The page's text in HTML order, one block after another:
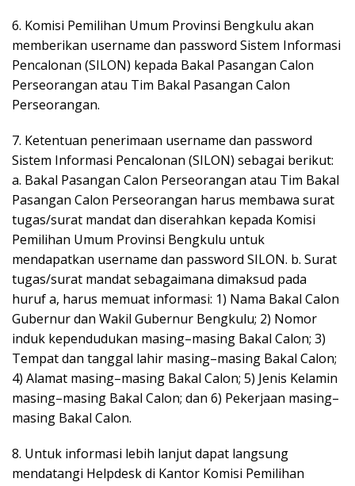
6. Komisi Pemilihan Umum Provinsi Bengkulu akan
memberikan username dan password Sistem Informasi
Pencalonan (SILON) kepada Bakal Pasangan Calon
Perseorangan atau Tim Bakal Pasangan Calon
Perseorangan.
7. Ketentuan penerimaan username dan password
Sistem Informasi Pencalonan (SILON) sebagai berikut:
a. Bakal Pasangan Calon Perseorangan atau Tim Bakal
Pasangan Calon Perseorangan harus membawa surat
tugas/surat mandat dan diserahkan kepada Komisi
Pemilihan Umum Provinsi Bengkulu untuk
mendapatkan username dan password SILON. b. Surat
tugas/surat mandat sebagaimana dimaksud pada
huruf a, harus memuat informasi: 1) Nama Bakal Calon
Gubernur dan Wakil Gubernur Bengkulu; 2) Nomor
induk kependudukan masing–masing Bakal Calon; 3)
Tempat dan tanggal lahir masing–masing Bakal Calon;
4) Alamat masing–masing Bakal Calon; 5) Jenis Kelamin
masing–masing Bakal Calon; dan 6) Pekerjaan masing–
masing Bakal Calon.
8. Untuk informasi lebih lanjut dapat langsung
mendatangi Helpdesk di Kantor Komisi Pemilihan